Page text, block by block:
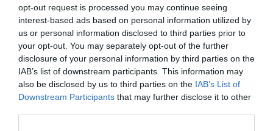
opt-out request is processed you may continue seeing
interest-based ads based on personal information utilized by
us or personal information disclosed to third parties prior to
your opt-out. You may separately opt-out of the further
disclosure of your personal information by third parties on the
IAB’s list of downstream participants. This information may
also be disclosed by us to third parties on the IAB’s List of
Downstream Participants that may further disclose it to other
Το 2014, η Goldin δημοσίευσε τοEden and After,ένα
βιβλίο φωτογραφιών με αυτό το θέμα. Καθώς ο τίτλος
υποδηλώνει, ο παράδεισος της παιδικής ηλικίας δε
διαρκεί για πάντα. Όπως συμβαίνει συχνά με το έργο
της, η επιλογή των στίχων είναι η αφηγηματική φωνή
του κάθε κεφαλαίου του έργου. Όλα τα τραγούδια έχουν
επιλεγεί από παιδιά και περιλαμβάνουν τοPlease Don’t
Go Topless Motherαπό τον Troy Hess,Little Childτων